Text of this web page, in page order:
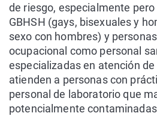
de riesgo, especialmente
GBHSH (gays, bisexuales y
sexo con hombres) y
ocupacional como personal
especializadas en atención
atienden a personas con
personal de laboratorio que
potencialmente